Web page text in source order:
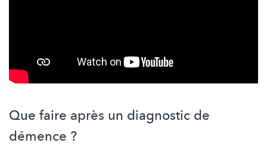
Que faire après un diagnostic de
démence ?